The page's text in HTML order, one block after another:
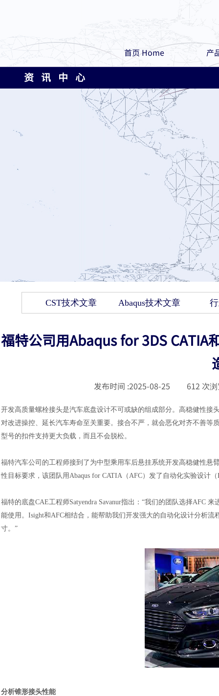
首页 Home 产
资 讯 中 心
CST技术文章 Abaqus技术文章
福特公司用Abaqus for 3DS
发布时间 :2025-08-25 612 次
开发高质量螺栓接头是汽车底盘设计不可或缺的组成部分。高稳健性
对改进操控、延长汽车寿命至关重要。接合不严，就会恶化对齐不善
型号的扣件支持更大负载，而且不会脱松。
福特汽车公司的工程师接到了为中型乘用车后悬挂系统开发高稳健性悬
性目标要求，该团队用Abaqus for CATIA（AFC）发了自动化实验设计
福特的底盘CAE工程师Satyendra Savanur指出：“我们的团队选择AFC
能使用。Isight和AFC相结合，能帮助我们开发强大的自动化设计分析
寸。”
分析锥形接头性能